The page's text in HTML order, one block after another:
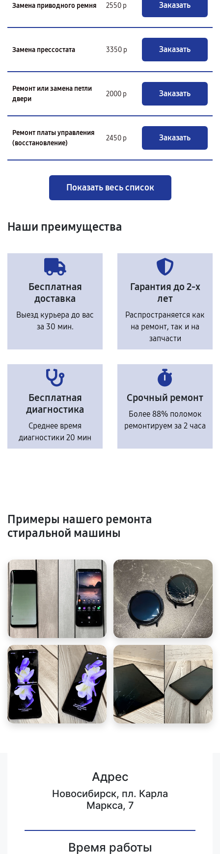
Замена приводного ремня 2550 р Заказать
Замена прессостата 3350 р Заказать
Ремонт или замена петли
двери
2000 р Заказать
Ремонт платы управления
(восстановление)
2450 р Заказать
Показать весь список
Наши преимущества
Бесплатная
доставка
Выезд курьера до вас
за 30 мин.
Гарантия до 2-х
лет
Распространяется как
на ремонт, так и на
запчасти
Бесплатная
диагностика
Среднее время
диагностики 20 мин
Срочный ремонт
Более 88% поломок
ремонтируем за 2 часа
Примеры нашего ремонта
стиральной машины
Адрес
Новосибирск, пл. Карла
Маркса, 7
Время работы